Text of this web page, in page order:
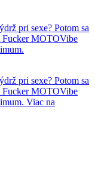
pri sexe? Potom sa
Fucker MOTOVibe
pri sexe? Potom sa
Fucker MOTOVibe
Viac na